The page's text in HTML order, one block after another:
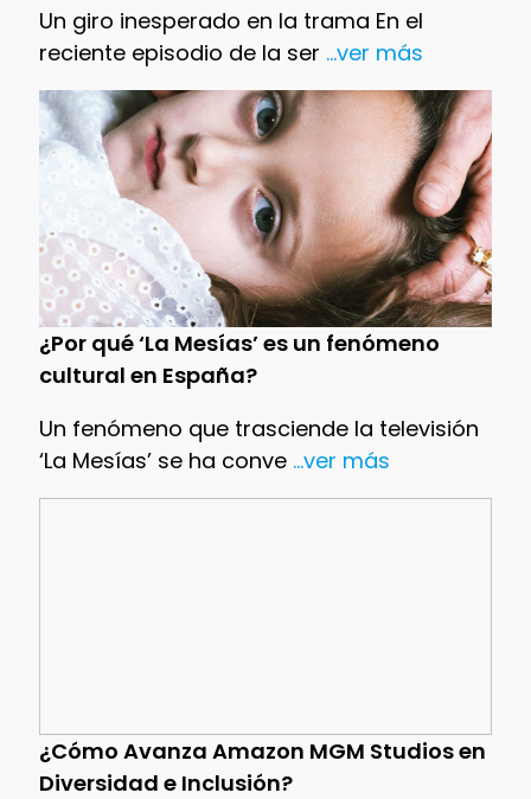
Un giro inesperado en la trama En el
reciente episodio de la ser ...ver más
¿Por qué ‘La Mesías’ es un fenómeno
cultural en España?
Un fenómeno que trasciende la televisión
‘La Mesías’ se ha conve...ver más
¿Cómo Avanza Amazon MGM Studios en
Diversidad e Inclusión?